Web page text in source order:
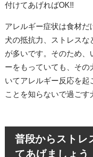
付けてあげればOK!!
アレルギー症状は食材
犬の抵抗力、ストレスな
が多いです。そのため
ーをもっていても、その
いてアレルギー反応を起
ことを知らないで過ごす
普段からストレ
てあげましょう